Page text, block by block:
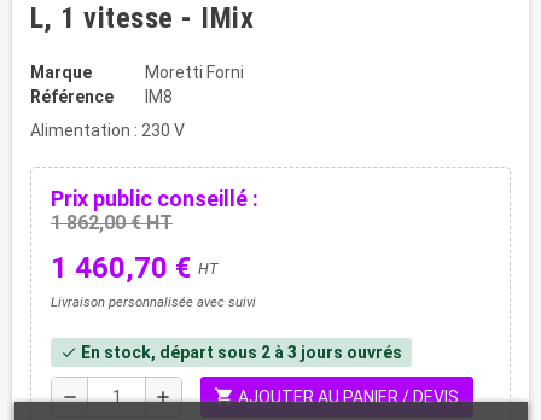
L, 1 vitesse - IMix
Marque
Moretti Forni
Référence
IM8
Alimentation : 230 V
Prix public conseillé :
1 862,00 € HT
1 460,70 € HT
Livraison personnalisée avec suivi
check En stock, départ sous 2 à 3 jours ouvrés
remove add shopping_cartAJOUTER AU PANIER / DEVIS